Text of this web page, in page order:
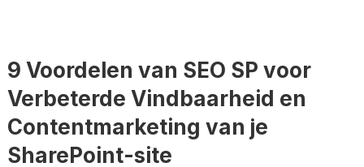
9 Voordelen van SEO SP voor
Verbeterde Vindbaarheid en
Contentmarketing van je
SharePoint-site